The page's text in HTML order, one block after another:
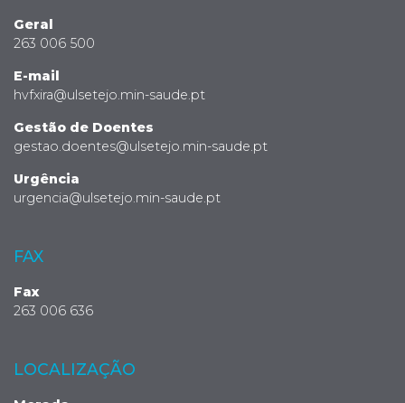
Geral
263 006 500
E-mail
hvfxira@ulsetejo.min-saude.pt
Gestão de Doentes
gestao.doentes@ulsetejo.min-saude.pt
Urgência
urgencia@ulsetejo.min-saude.pt
FAX
Fax
263 006 636
LOCALIZAÇÃO